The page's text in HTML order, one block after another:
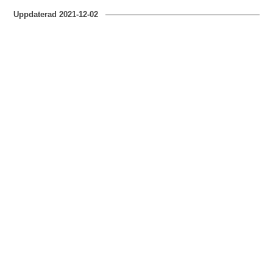
Uppdaterad2021-12-02